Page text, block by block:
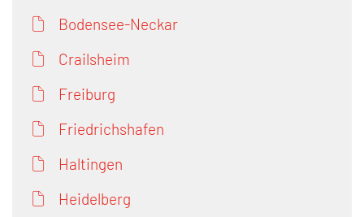
Bodensee-Neckar
Crailsheim
Freiburg
Friedrichshafen
Haltingen
Heidelberg